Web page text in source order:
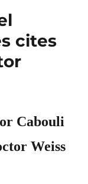
cites
Cabouli
Weiss